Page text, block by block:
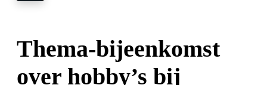
Thema-bijeenkomst
over hobby’s bij